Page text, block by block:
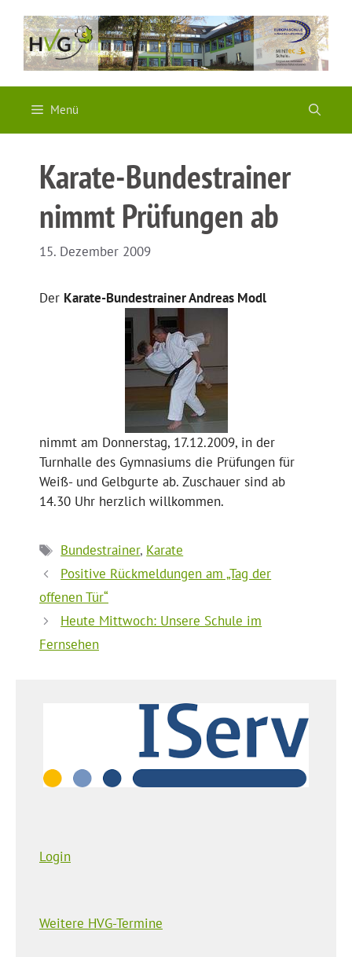
Inhalt
springen
Menü
Karate-Bundestrainer
nimmt Prüfungen ab
15. Dezember 2009
Der Karate-Bundestrainer Andreas Modl
nimmt am Donnerstag, 17.12.2009, in der
Turnhalle des Gymnasiums die Prüfungen für
Weiß- und Gelbgurte ab. Zuschauer sind ab
14.30 Uhr herzlich willkommen.
Schlagwörter
Bundestrainer, Karate
Positive Rückmeldungen am „Tag der
offenen Tür“
Heute Mittwoch: Unsere Schule im
Fernsehen
Login
Weitere HVG-Termine